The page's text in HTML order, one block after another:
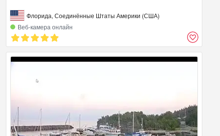
Флорида, Соединённые Штаты Америки (США)
Веб‑камера онлайн